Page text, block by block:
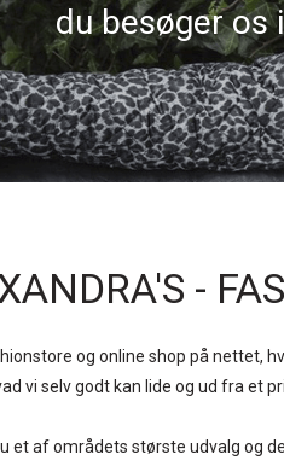
du besøger os
-
og online shop på nettet,
vi selv godt kan lide og ud fra et
et af områdets største udvalg og